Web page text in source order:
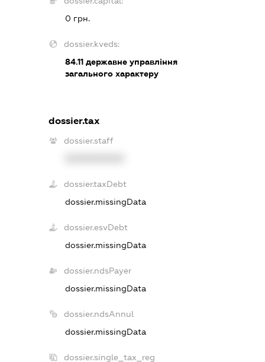
0 грн.
dossier.kveds:
84.11державне управління
загального характеру
dossier.tax
dossier.staff
dossier.taxDebt
dossier.missingData
dossier.esvDebt
dossier.missingData
dossier.ndsPayer
dossier.missingData
dossier.ndsAnnul
dossier.missingData
dossier.single_tax_reg